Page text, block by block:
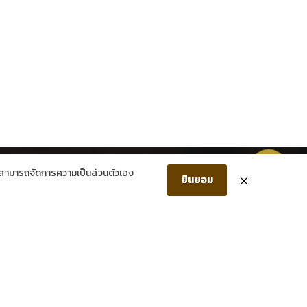
ามารถจัดการความเป็นส่วนตัวเอง
ยินยอม
สมัครสมาชิกใหม่ รับส่วนลด 150 บาท!